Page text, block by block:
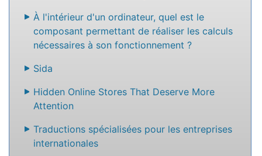
À l'intérieur d'un ordinateur, quel est le
composant permettant de réaliser les calculs
nécessaires à son fonctionnement ?
Sida
Hidden Online Stores That Deserve More
Attention
Traductions spécialisées pour les entreprises
internationales